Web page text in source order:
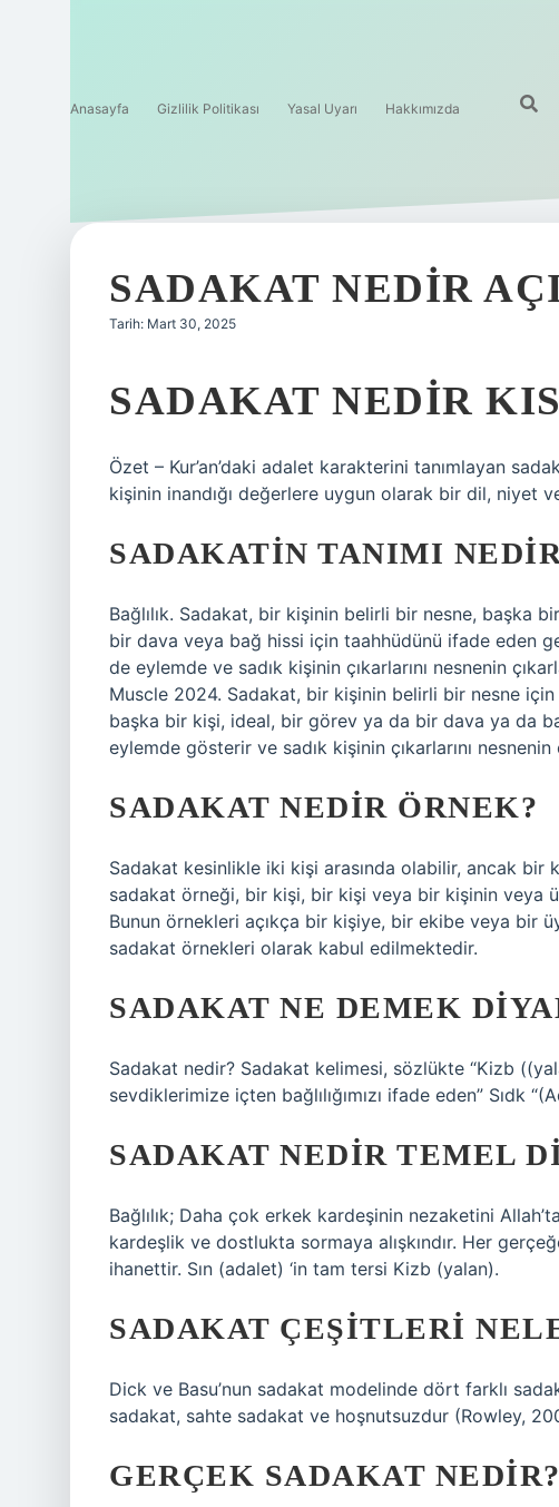
Anasayfa Gizlilik Politikası Yasal Uyarı Hakkımızda
SADAKAT NEDIR
Tarih: Mart 30, 2025
SADAKAT NEDIR
Özet – Kur’an’daki adalet karakterini tanımlayan
kişinin inandığı değerlere uygun olarak bir dil, niyet
SADAKATIN TANIMI
Bağlılık. Sadakat, bir kişinin belirli bir nesne, başka
bir dava veya bağ hissi için taahhüdünü ifade eden
de eylemde ve sadık kişinin çıkarlarını nesnenin
Muscle 2024. Sadakat, bir kişinin belirli bir nesne
başka bir kişi, ideal, bir görev ya da bir dava ya da
eylemde gösterir ve sadık kişinin çıkarlarını nesnenin
SADAKAT NEDIR ÖRNEK?
Sadakat kesinlikle iki kişi arasında olabilir, ancak bir
sadakat örneği, bir kişi, bir kişi veya bir kişinin veya
Bunun örnekleri açıkça bir kişiye, bir ekibe veya bir
sadakat örnekleri olarak kabul edilmektedir.
SADAKAT NE DEMEK
Sadakat nedir? Sadakat kelimesi, sözlükte “Kizb
sevdiklerimize içten bağlılığımızı ifade eden” Sıdk
SADAKAT NEDIR TEMEL
Bağlılık; Daha çok erkek kardeşinin nezaketini
kardeşlik ve dostlukta sormaya alışkındır. Her
ihanettir. Sın (adalet) ‘in tam tersi Kizb (yalan).
SADAKAT ÇEŞITLERI
Dick ve Basu’nun sadakat modelinde dört farklı
sadakat, sahte sadakat ve hoşnutsuzdur (Rowley,
GERÇEK SADAKAT NEDIR?